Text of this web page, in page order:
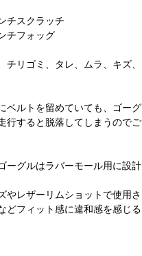
チスクラッチ
チフォッグ
リゴミ、タレ、ムラ、キズ、
ベルトを留めていても、ゴーグ
行すると脱落してしまうのでご
ーグルはラバーモール用に設計
やレザーリムショットで使用さ
どフィット感に違和感を感じる